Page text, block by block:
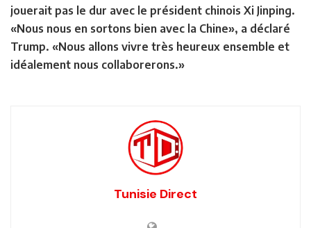
jouerait pas le dur avec le président chinois Xi Jinping.
«Nous nous en sortons bien avec la Chine», a déclaré
Trump. «Nous allons vivre très heureux ensemble et
idéalement nous collaborerons.»
Tunisie Direct